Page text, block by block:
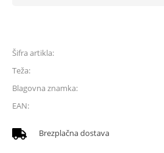
Šifra artikla:
Teža:
Blagovna znamka:
EAN:
Brezplačna dostava